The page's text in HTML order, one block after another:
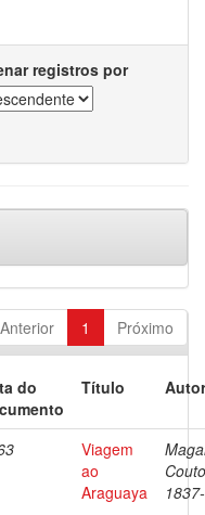
registros por
Anterior 1 Próximo
do
Título
Viagem
ao
Araguaya